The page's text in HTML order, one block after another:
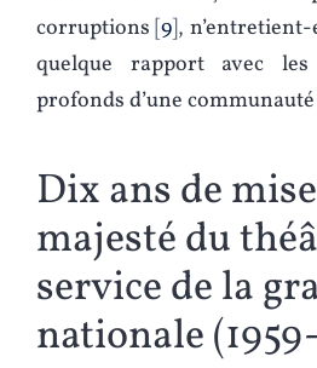
corruptions 9 ,
quelque rapport avec
profonds d’une
Dix ans de
majesté du
service de la
nationale